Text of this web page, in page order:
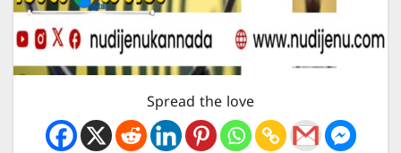
Spread the love